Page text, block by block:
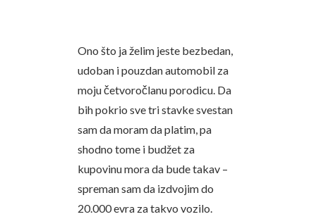
Ono što ja želim jeste bezbedan,
udoban i pouzdan automobil za
moju četvoročlanu porodicu. Da
bih pokrio sve tri stavke svestan
sam da moram da platim, pa
shodno tome i budžet za
kupovinu mora da bude takav –
spreman sam da izdvojim do
20.000 evra za takvo vozilo.